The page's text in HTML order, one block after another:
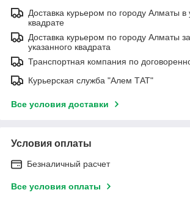
Доставка курьером по городу Алматы в
квадрате
Доставка курьером по городу Алматы
указанного квадрата
Транспортная компания по
Курьерская служба "Алем ТАТ"
Все условия доставки
Условия оплаты
Безналичный расчет
Все условия оплаты